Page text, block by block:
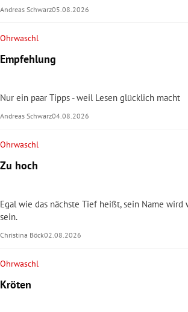
Andreas Schwarz05.08.2026
Ohrwaschl
Empfehlung
Nur ein paar Tipps - weil Lesen glücklich macht
Andreas Schwarz04.08.2026
Ohrwaschl
Zu hoch
Egal wie das nächste Tief heißt, sein Name wird
sein.
Christina Böck02.08.2026
Ohrwaschl
Kröten